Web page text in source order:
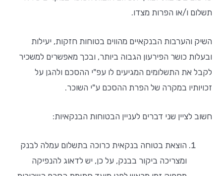
תשלום ו/או הפרות מצדו.
השיק והערבות הבנקאיים מהווים בטוחות חזקות, יעילות
ובעלות כושר הפירעון הגבוה ביותר, ובכך מאפשרים למשכיר
לקבל את התשלומים המגיעים לו עפ"י ההסכם ולהגן על
זכויותיו במקרה של הפרת ההסכם ע"י השוכר.
חשוב לציין שני דברים לעניין הבטוחות הבנקאיות:
הוצאת בטוחה בנקאית כרוכה בתשלום עמלה לבנק
ומצריכה ביקור בבנק, על כן, יש לדאוג להנפיקה